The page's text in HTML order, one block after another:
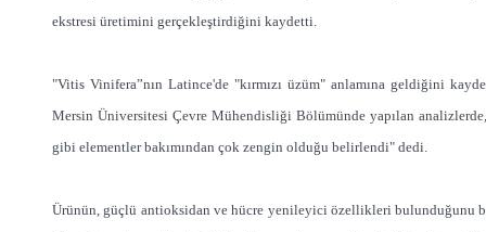
ekstresi üretimini gerçekleştirdiğini kaydetti.
"Vitis Vinifera”nın Latince'de "kırmızı üzüm" anlamına geldiğini
Mersin Üniversitesi Çevre Mühendisliği Bölümünde yapılan
gibi elementler bakımından çok zengin olduğu belirlendi" dedi.
Ürünün, güçlü antioksidan ve hücre yenileyici özellikleri bulunduğunu